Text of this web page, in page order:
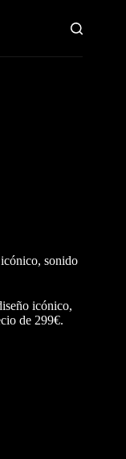
sonido
icónico,
de 299€.